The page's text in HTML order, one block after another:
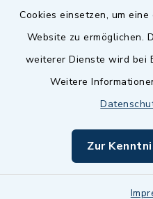
Cookies einsetzen, um
Website zu ermöglichen.
weiterer Dienste wird bei
Weitere
Zur